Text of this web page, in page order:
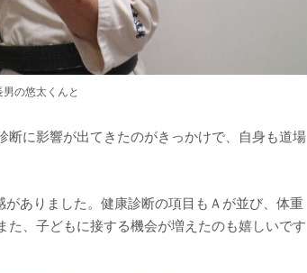
の悠太くんと
に影響が出てきたのがきっかけで、自身も道場
ありました。健康診断の項目もＡが並び、体重
、子どもに接する機会が増えたのも嬉しいです